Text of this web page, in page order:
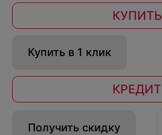
КУПИТЬ
Купить в 1 клик
КРЕДИТ
Получить скидку